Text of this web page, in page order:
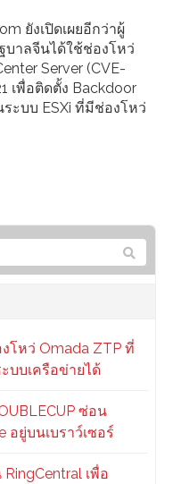
ยังเปิดเผยอีกว่าผู้
าลจีนได้ใช้ช่องโหว่
Server (CVE-
เพื่อติดตั้ง Backdoor
ระบบ ESXi ที่มีช่องโหว่
โหว่ Omada ZTP ที่
บบเครือข่ายได้
ซ่อน
อยู่บนเบราว์เซอร์
เพื่อ